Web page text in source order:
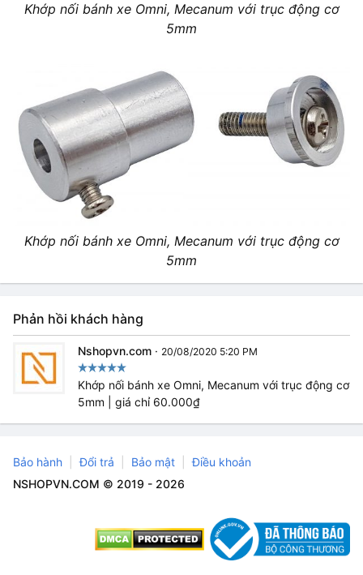
Khớp nối bánh xe Omni, Mecanum với trục động cơ
5mm
Khớp nối bánh xe Omni, Mecanum với trục động cơ
5mm
Phản hồi khách hàng
Nshopvn.com · 20/08/2020 5:20 PM
Khớp nối bánh xe Omni, Mecanum với trục động cơ
5mm | giá chỉ 60.000₫
Bảo hành Đổi trả Bảo mật
Điều khoản
NSHOPVN.COM © 2019 - 2026